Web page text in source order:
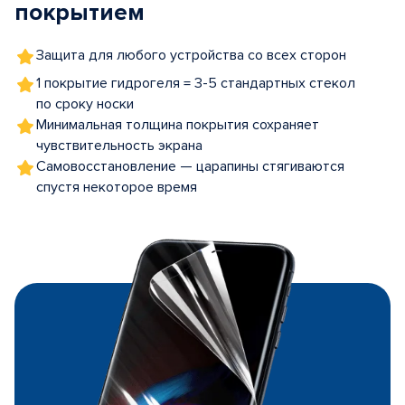
покрытием
Защита для любого устройства со всех сторон
1 покрытие гидрогеля = 3-5 стандартных стекол
по сроку носки
Минимальная толщина покрытия сохраняет
чувствительность экрана
Самовосстановление — царапины стягиваются
спустя некоторое время